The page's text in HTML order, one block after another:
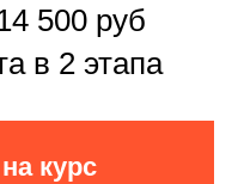
500 руб
в 2 этапа
курс